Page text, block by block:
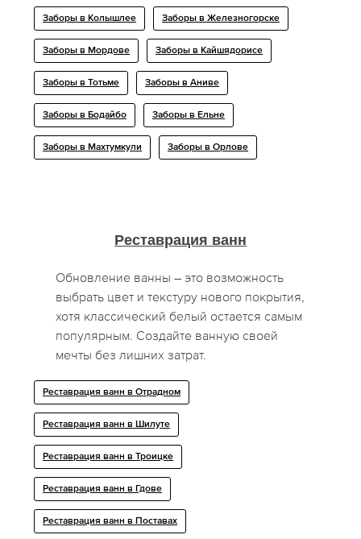
Заборы в Колышлее Заборы в Железногорске
Заборы в Мордове Заборы в Кайшядорисе
Заборы в Тотьме Заборы в Аниве
Заборы в Бодайбо Заборы в Ельне
Заборы в Махтумкули Заборы в Орлове
Реставрация ванн
Обновление ванны – это возможность
выбрать цвет и текстуру нового покрытия,
хотя классический белый остается самым
популярным. Создайте ванную своей
мечты без лишних затрат.
Реставрация ванн в Отрадном
Реставрация ванн в Шилуте
Реставрация ванн в Троицке
Реставрация ванн в Гдове
Реставрация ванн в Поставах